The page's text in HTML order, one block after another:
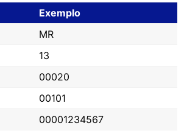
Exemplo
MR
13
00020
00101
00001234567